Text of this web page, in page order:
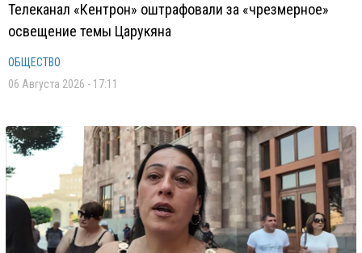
Телеканал «Кентрон» оштрафовали за «чрезмерное»
освещение темы Царукяна
ОБЩЕСТВО
06 Августа 2026 - 17:11